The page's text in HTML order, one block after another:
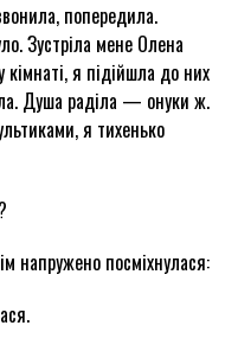
попередила.
Зустріла мене Олена
кімнаті, я підійшла до них
Душа раділа — онуки ж.
я тихенько
напружено посміхнулася: